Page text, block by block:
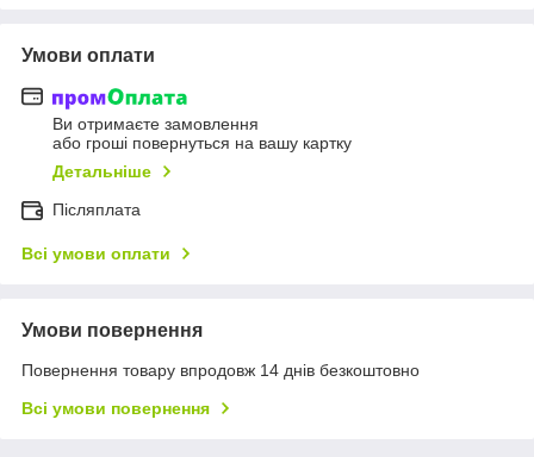
Умови оплати
Ви отримаєте замовлення
або гроші повернуться на вашу картку
Детальніше
Післяплата
Всі умови оплати
Умови повернення
Повернення товару впродовж 14 днів безкоштовно
Всі умови повернення